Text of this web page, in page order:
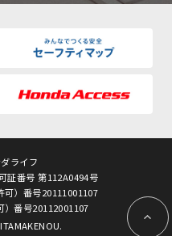
ライフ
証番号 第112A0494号
可）番号20111001107
）番号20112001107